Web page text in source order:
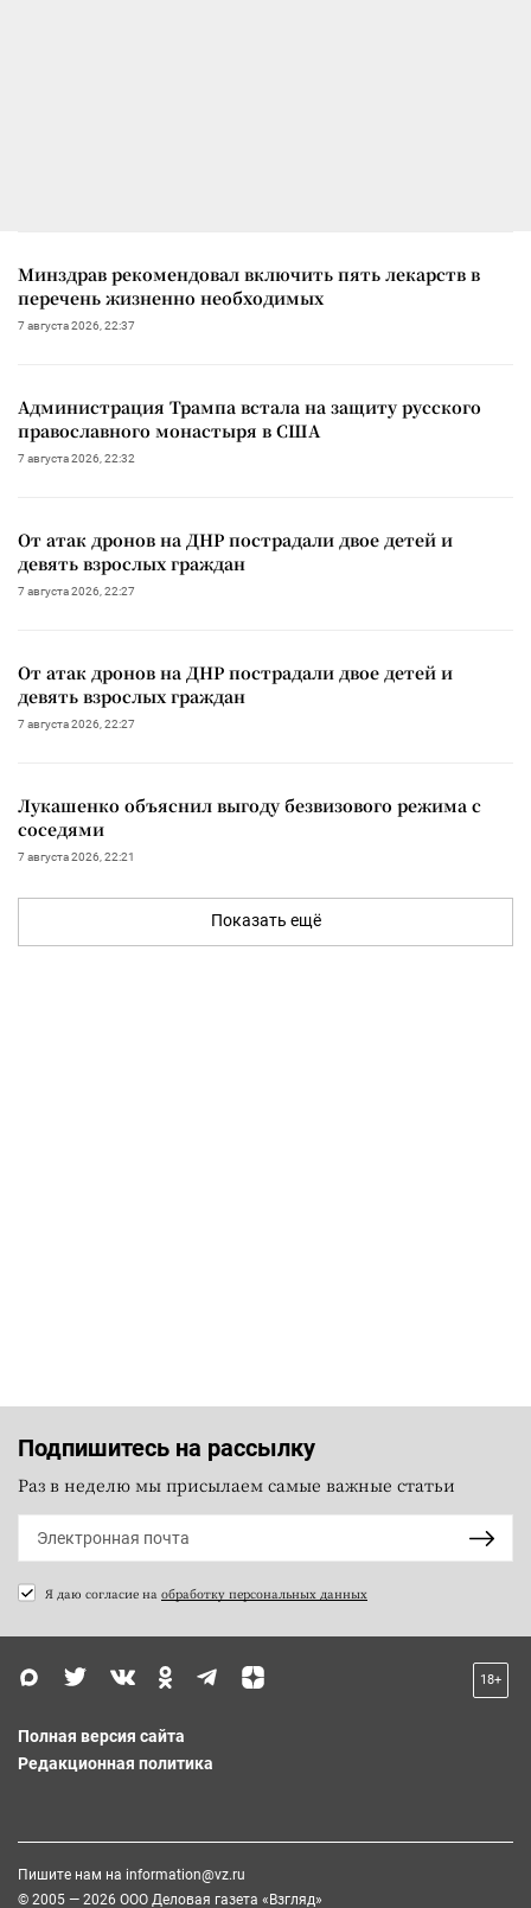
Минздрав рекомендовал включить пять лекарств в
перечень жизненно необходимых
7 августа 2026, 22:37
Администрация Трампа встала на защиту русского
православного монастыря в США
7 августа 2026, 22:32
От атак дронов на ДНР пострадали двое детей и
девять взрослых граждан
7 августа 2026, 22:27
От атак дронов на ДНР пострадали двое детей и
девять взрослых граждан
7 августа 2026, 22:27
Лукашенко объяснил выгоду безвизового режима с
соседями
7 августа 2026, 22:21
Показать ещё
Подпишитесь на рассылку
Раз в неделю мы присылаем самые важные статьи
Я даю согласие на обработку персональных данных
18+
Полная версия сайта
Редакционная политика
Пишите нам на information@vz.ru
© 2005 — 2026 ООО Деловая газета «Взгляд»